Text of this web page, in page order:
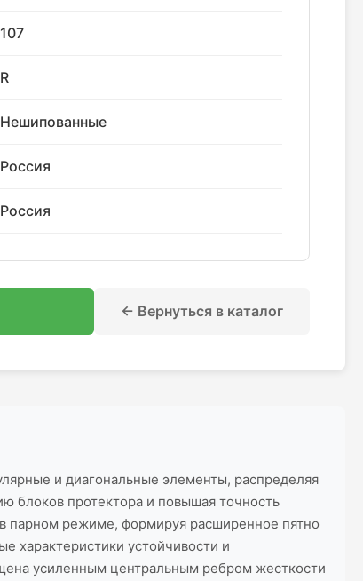
107
R
Нешипованные
Россия
Россия
← Вернуться в каталог
и диагональные элементы, распределяя
блоков протектора и повышая точность
парном режиме, формируя расширенное пятно
характеристики устойчивости и
усиленным центральным ребром жесткости